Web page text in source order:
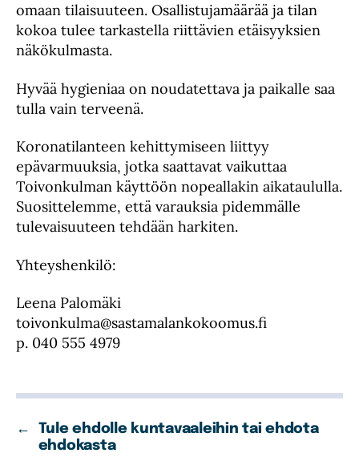
omaan tilaisuuteen. Osallistujamäärää ja tilan
kokoa tulee tarkastella riittävien etäisyyksien
näkökulmasta.
Hyvää hygieniaa on noudatettava ja paikalle saa
tulla vain terveenä.
Koronatilanteen kehittymiseen liittyy
epävarmuuksia, jotka saattavat vaikuttaa
Toivonkulman käyttöön nopeallakin aikataululla.
Suosittelemme, että varauksia pidemmälle
tulevaisuuteen tehdään harkiten.
Yhteyshenkilö:
Leena Palomäki
toivonkulma@sastamalankokoomus.fi
p. 040 555 4979
←
Tule ehdolle kuntavaaleihin tai ehdota
ehdokasta